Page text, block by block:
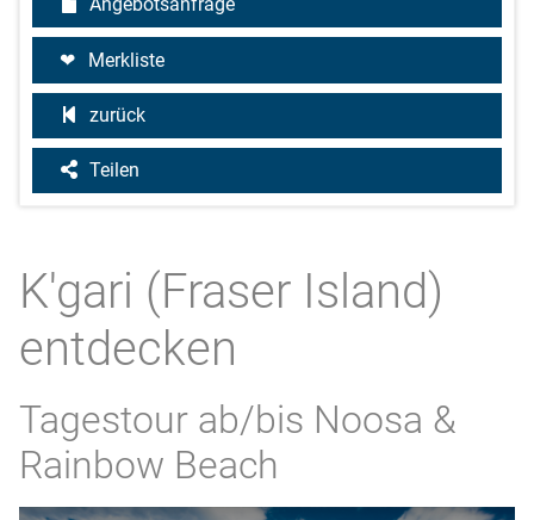
Merkliste
zurück
Teilen
K'gari (Fraser Island)
entdecken
Tagestour ab/bis Noosa &
Rainbow Beach